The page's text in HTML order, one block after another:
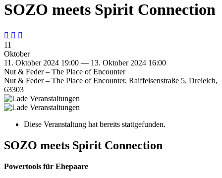
SOZO meets Spirit Connection
  
11
Oktober
11. Oktober 2024 19:00 — 13. Oktober 2024 16:00
Nut & Feder – The Place of Encounter
Nut & Feder – The Place of Encounter, Raiffeisenstraße 5, Dreieich,
63303
Diese Veranstaltung hat bereits stattgefunden.
SOZO meets Spirit Connection
Powertools für Ehepaare